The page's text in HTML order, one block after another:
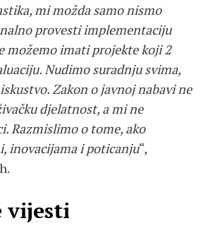
mi možda samo nismo
provesti implementaciju
možemo imati projekte koji 2
Nudimo suradnju svima,
Zakon o javnoj nabavi ne
djelatnost, a mi ne
Razmislimo o tome, ako
inovacijama i poticanju“,
vijesti